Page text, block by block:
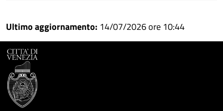
Ultimo aggiornamento: 14/07/2026 ore 10:44